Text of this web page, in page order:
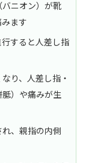
ニオン）が靴
ます
すると人差し指
り、人差し指・
）や痛みが生
、親指の内側